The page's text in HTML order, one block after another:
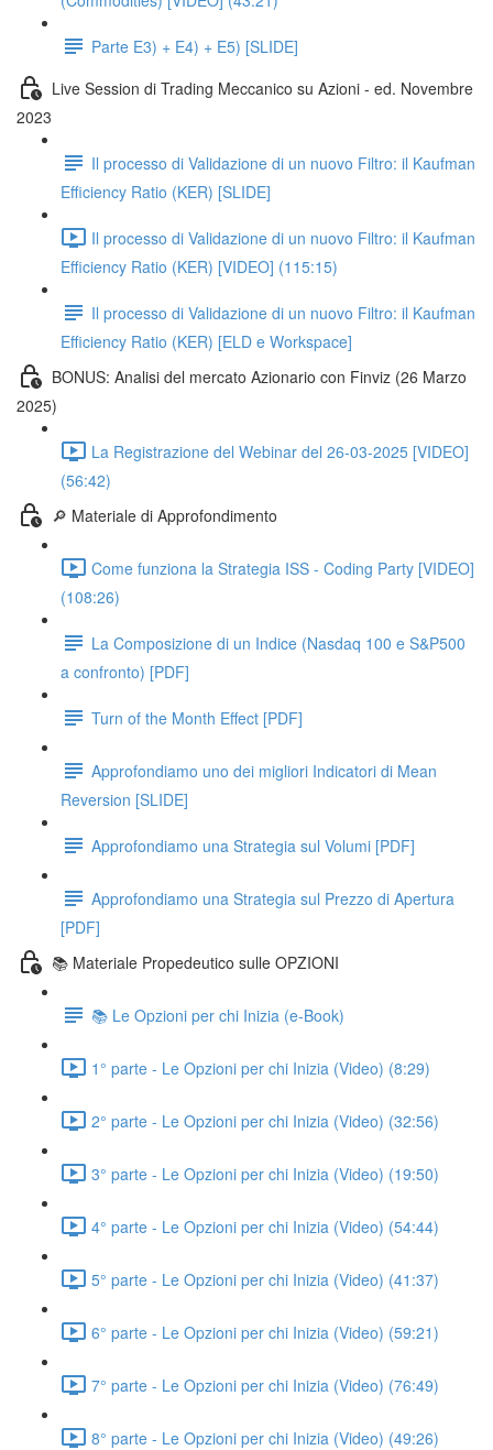
Parte E3) + E4) + E5) [SLIDE]
Live Session di Trading Meccanico su Azioni - ed. Novembre
2023
Il processo di Validazione di un nuovo Filtro: il Kaufman
Efficiency Ratio (KER) [SLIDE]
Il processo di Validazione di un nuovo Filtro: il Kaufman
Efficiency Ratio (KER) [VIDEO] (115:15)
Il processo di Validazione di un nuovo Filtro: il Kaufman
Efficiency Ratio (KER) [ELD e Workspace]
BONUS: Analisi del mercato Azionario con Finviz (26 Marzo
2025)
La Registrazione del Webinar del 26-03-2025 [VIDEO]
(56:42)
🔎 Materiale di Approfondimento
Come funziona la Strategia ISS - Coding Party [VIDEO]
(108:26)
La Composizione di un Indice (Nasdaq 100 e S&P500
a confronto) [PDF]
Turn of the Month Effect [PDF]
Approfondiamo uno dei migliori Indicatori di Mean
Reversion [SLIDE]
Approfondiamo una Strategia sul Volumi [PDF]
Approfondiamo una Strategia sul Prezzo di Apertura
[PDF]
📚 Materiale Propedeutico sulle OPZIONI
📚 Le Opzioni per chi Inizia (e-Book)
1° parte - Le Opzioni per chi Inizia (Video) (8:29)
2° parte - Le Opzioni per chi Inizia (Video) (32:56)
3° parte - Le Opzioni per chi Inizia (Video) (19:50)
4° parte - Le Opzioni per chi Inizia (Video) (54:44)
5° parte - Le Opzioni per chi Inizia (Video) (41:37)
6° parte - Le Opzioni per chi Inizia (Video) (59:21)
7° parte - Le Opzioni per chi Inizia (Video) (76:49)
8° parte - Le Opzioni per chi Inizia (Video) (49:26)